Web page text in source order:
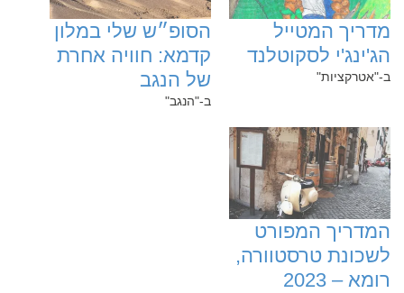
‏מדריך המטייל
הג'ינג'י לסקוטלנד
ב-"אטרקציות"
‏הסופ״ש שלי במלון
קדמא: חוויה אחרת
של הנגב
ב-"הנגב"
‏המדריך המפורט
לשכונת טרסטוורה,
רומא – 2023